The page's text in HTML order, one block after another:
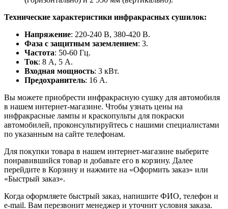
Технические характеристики инфракрасных сушилок:
Напряжение: 220-240 В, 380-420 В.
Фаза с защитным заземлением: 3.
Частота: 50-60 Гц.
Ток: 8 А, 5 А.
Входная мощность: 3 кВт.
Предохранитель: 16 А.
Вы можете приобрести инфракрасную сушку для автомобиля
в нашем интернет-магазине. Чтобы узнать цены на
инфракрасные лампы и краскопульты для покраски
автомобилей, проконсультируйтесь с нашими специалистами
по указанным на сайте телефонам.
Для покупки товара в нашем интернет-магазине выберите
понравившийся товар и добавьте его в корзину. Далее
перейдите в Корзину и нажмите на «Оформить заказ» или
«Быстрый заказ».
Когда оформляете быстрый заказ, напишите ФИО, телефон и
e-mail. Вам перезвонит менеджер и уточнит условия заказа.